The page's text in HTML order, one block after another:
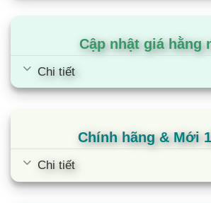
Kích thước ống nối (lỏng/hơi)
(mm):
thuật có thể thay đổi mà
Cùng Chủ Đề:
Cập nhật giá hằng
Chi tiết
Chính hãng & Mới
Chi tiết